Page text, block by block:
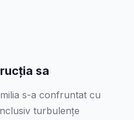
sa
s-a confruntat cu
turbulențe